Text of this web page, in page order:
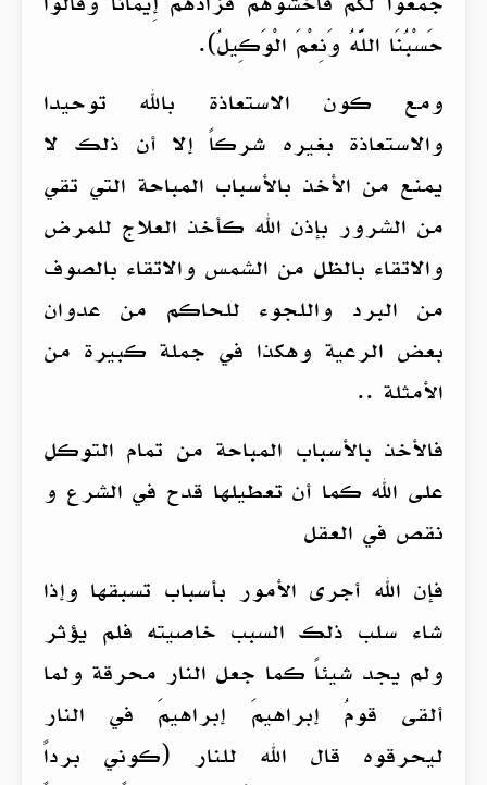
حَسْبُنَا اللَّهُ وَنِعْمَ الْوَكِيلُ).
ومع كون الاستعاذة بالله توحيدا
والاستعاذة بغيره شركاً إلا أن ذلك لا
يمنع من الأخذ بالأسباب المباحة التي تقي
من الشرور بإذن الله كأخذ العلاج للمرض
والاتقاء بالظل من الشمس والاتقاء بالصوف
من البرد واللجوء للحاكم من عدوان
بعض الرعية وهكذا في جملة كبيرة من
الأمثلة ..
فالأخذ بالأسباب المباحة من تمام التوكل
على الله كما أن تعطيلها قدح في الشرع و
نقص في العقل
فإن الله أجرى الأمور بأسباب تسبقها وإذا
شاء سلب ذلك السبب خاصيته فلم يؤثر
ولم يجد شيئاً كما جعل النار محرقة ولما
ألقى قومُ إبراهيمَ إبراهيمَ في النار
ليحرقوه قال الله للنار (كوني برداً